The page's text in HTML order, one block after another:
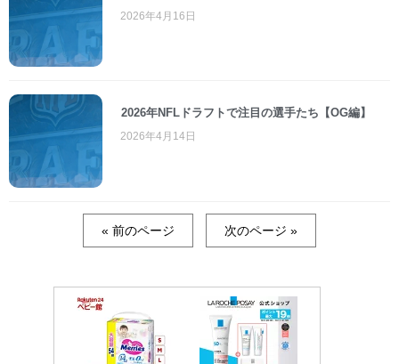
2026年4月16日
2026年NFLドラフトで注目の選手たち【OG編】
2026年4月14日
« 前のページ 次のページ »